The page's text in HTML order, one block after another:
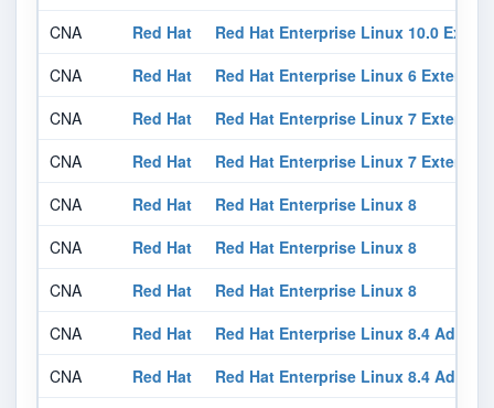
CNA
Red Hat
Red Hat Enterprise Linux 10.0
CNA
Red Hat
Red Hat Enterprise Linux 6
CNA
Red Hat
Red Hat Enterprise Linux 7
CNA
Red Hat
Red Hat Enterprise Linux 7
CNA
Red Hat
Red Hat Enterprise Linux 8
CNA
Red Hat
Red Hat Enterprise Linux 8
CNA
Red Hat
Red Hat Enterprise Linux 8
CNA
Red Hat
Red Hat Enterprise Linux 8.4
CNA
Red Hat Red Hat Enterprise Linux 8.4